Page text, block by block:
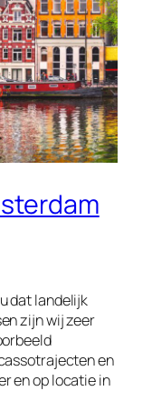
dat landelijk
zijn wij zeer
en
en op locatie in